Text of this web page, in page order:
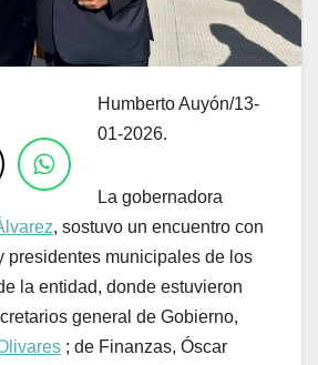
Humberto Auyón/13-
01-2026.
La gobernadora
, sostuvo un encuentro con
presidentes municipales de los
la entidad, donde estuvieron
general de Gobierno,
; de Finanzas, Óscar